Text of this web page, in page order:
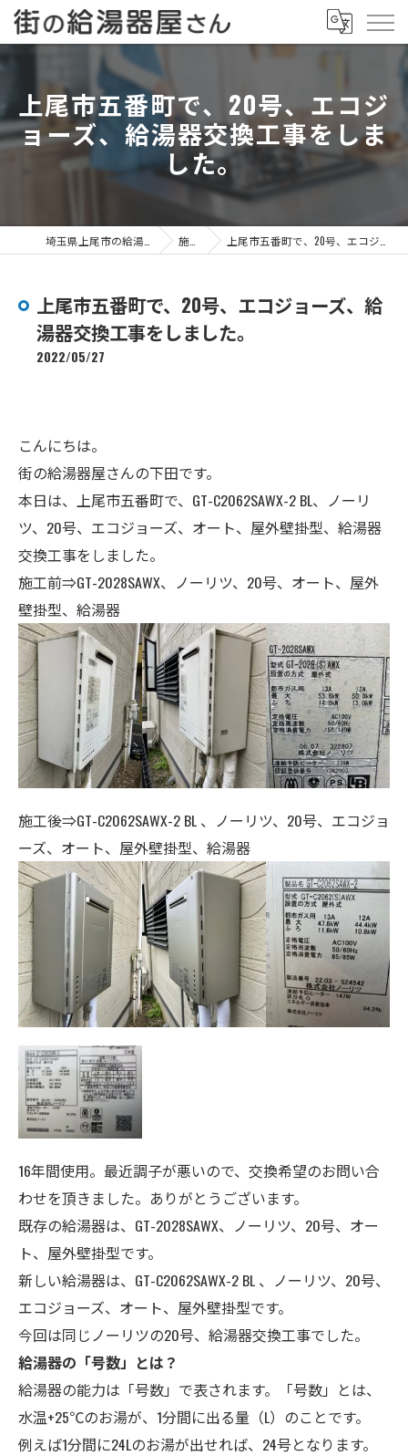
上尾市五番町で、20号、エコジ
ョーズ、給湯器交換工事をしま
した。
施工事例 上尾市五番町で、20号、エコジョーズ、給湯器交換工事をしました。
上尾市五番町で、20号、エコジョーズ、給
湯器交換工事をしました。
2022/05/27
こんにちは。
街の給湯器屋さんの下田です。
本日は、上尾市五番町で、GT-C2062SAWX-2 BL、ノーリ
ツ、20号、エコジョーズ、オート、屋外壁掛型、給湯器
交換工事をしました。
施工前⇒GT-2028SAWX、ノーリツ、 20号、 オート、屋外
壁掛型、給湯器
施工後⇒GT-C2062SAWX-2 BL 、ノーリツ、20号、エコジョ
ーズ、オート、 屋外壁掛型、給湯器
16年間使用。最近調子が悪いので、交換希望のお問い合
わせを頂きました。ありがとうございます。
既存の給湯器は、GT-2028SAWX、ノーリツ、 20号、 オー
ト、屋外壁掛型です。
新しい給湯器は、GT-C2062SAWX-2 BL 、ノーリツ、20号、
エコジョーズ、オート、 屋外壁掛型です。
今回は同じノーリツの20号、給湯器交換工事でした。
給湯器の「号数」とは？
給湯器の能力は「号数」で表されます。「号数」とは、
水温+25℃のお湯が、1分間に出る量（L）のことです。
例えば1分間に24Lのお湯が出せれば、24号となります。